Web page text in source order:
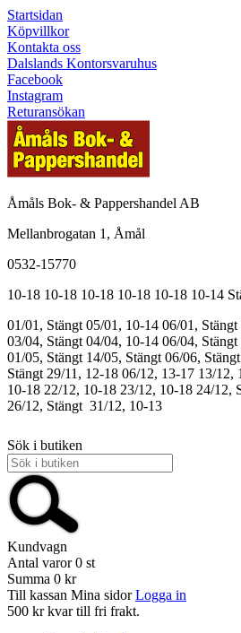
Startsidan
Köpvillkor
Kontakta oss
Dalslands Kontorsvaruhus
Facebook
Instagram
Returansökan
Åmåls Bok- & Pappershandel AB
Mellanbrogatan 1, Åmål
0532-15770
10-18 10-18 10-18 10-18 10-18 10-14
01/01, Stängt 05/01, 10-14 06/01, Stängt
03/04, Stängt 04/04, 10-14 06/04, Stängt
01/05, Stängt 14/05, Stängt 06/06, Stängt
Stängt 29/11, 12-18 06/12, 13-17 13/12,
10-18 22/12, 10-18 23/12, 10-18 24/12,
26/12, Stängt 31/12, 10-13
Sök i butiken
Kundvagn
Antal varor 0 st
Summa 0 kr
Till kassan Mina sidor Logga in
500 kr kvar till fri frakt.